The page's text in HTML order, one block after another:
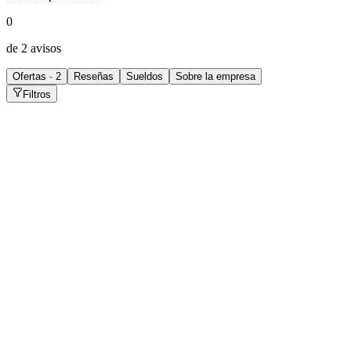
0
de 2 avisos
Ofertas · 2 Reseñas Sueldos
Sobre la empresa
Filtros